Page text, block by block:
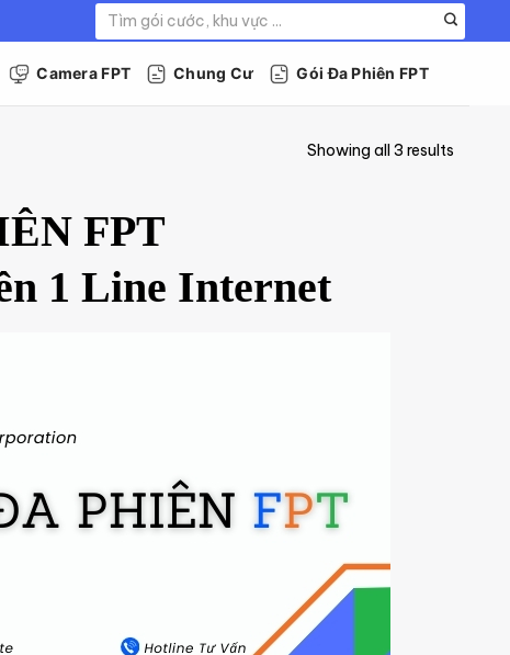
kiếm:
Camera FPT Chung Cư Gói Đa Phiên FPT
Showing all 3 results
FPT
1 Line Internet